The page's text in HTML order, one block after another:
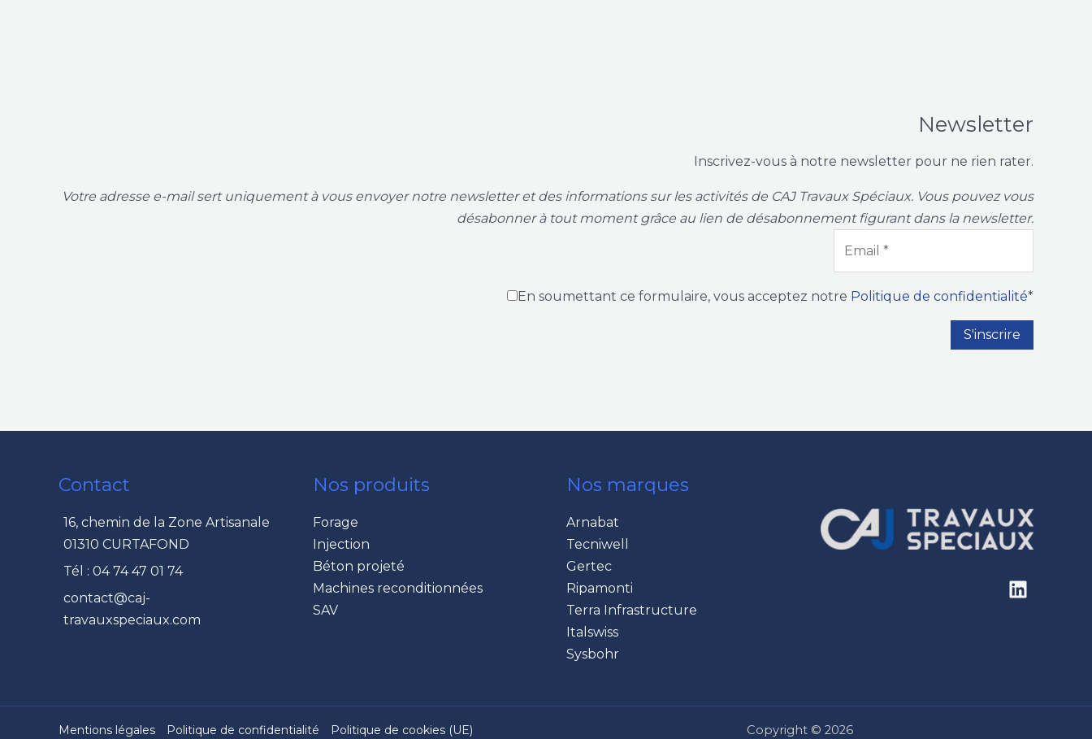
Newsletter
Inscrivez-vous à notre newsletter pour ne rien rater.
Votre adresse e-mail sert uniquement à vous envoyer notre newsletter et des informations sur les activités de CAJ Travaux Spéciaux. Vous pouvez vous
désabonner à tout moment grâce au lien de désabonnement figurant dans la newsletter.
En soumettant ce formulaire, vous acceptez notre Politique de confidentialité*
Contact
16, chemin de la Zone Artisanale
01310 CURTAFOND
Tél : 04 74 47 01 74
contact@caj-
travauxspeciaux.com
Nos produits
Forage
Injection
Béton projeté
Machines reconditionnées
SAV
Nos marques
Arnabat
Tecniwell
Gertec
Ripamonti
Terra Infrastructure
Italswiss
Sysbohr
Mentions légales Politique de confidentialité Politique de cookies (UE) Copyright © 2026